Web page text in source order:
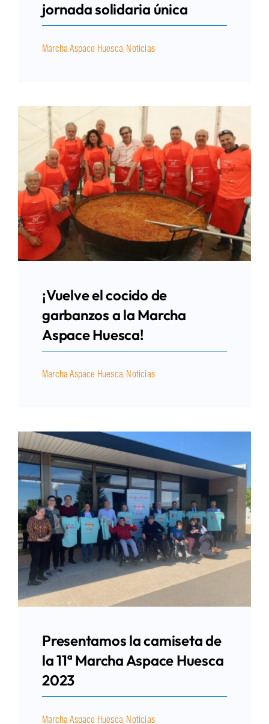
jornada solidaria única
Marcha Aspace Huesca, Noticias
¡Vuelve el cocido de
garbanzos a la Marcha
Aspace Huesca!
Marcha Aspace Huesca, Noticias
Presentamos la camiseta de
la 11ª Marcha Aspace Huesca
2023
Marcha Aspace Huesca, Noticias